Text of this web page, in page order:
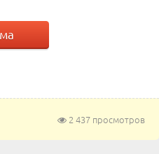
2 437 просмотров